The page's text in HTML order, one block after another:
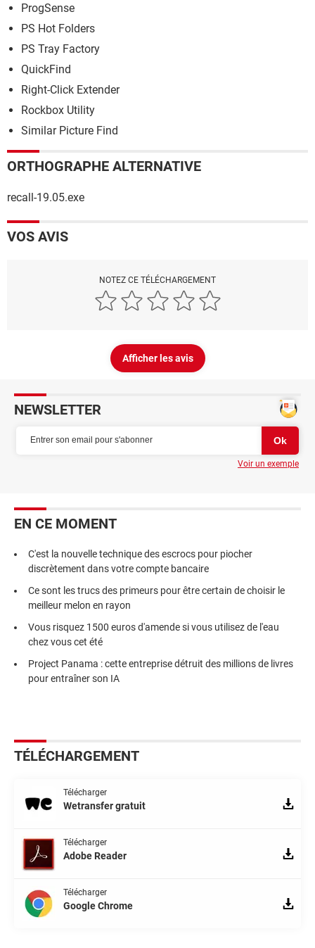
ProgSense
PS Hot Folders
PS Tray Factory
QuickFind
Right-Click Extender
Rockbox Utility
Similar Picture Find
ORTHOGRAPHE ALTERNATIVE
recall-19.05.exe
VOS AVIS
NOTEZ CE TÉLÉCHARGEMENT
Afficher les avis
NEWSLETTER
Voir un exemple
EN CE MOMENT
C'est la nouvelle technique des escrocs pour piocher
discrètement dans votre compte bancaire
Ce sont les trucs des primeurs pour être certain de choisir le
meilleur melon en rayon
Vous risquez 1500 euros d'amende si vous utilisez de l'eau
chez vous cet été
Project Panama : cette entreprise détruit des millions de livres
pour entraîner son IA
TÉLÉCHARGEMENT
Télécharger
Wetransfer gratuit
Télécharger
Adobe Reader
Télécharger
Google Chrome